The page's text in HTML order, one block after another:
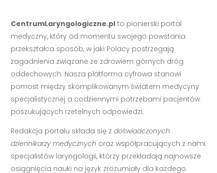
CentrumLaryngologiczne.pl to pionierski portal
medyczny, który od momentu swojego powstania
przekształca sposób, w jaki Polacy postrzegają
zagadnienia związane ze zdrowiem górnych dróg
oddechowych. Nasza platforma cyfrowa stanowi
pomost między skomplikowanym światem medycyny
specjalistycznej a codziennymi potrzebami pacjentów
poszukujących rzetelnych odpowiedzi.
Redakcja portalu składa się zdoświadczonych
dziennikarzy medycznych oraz współpracujących z nami
specjalistów laryngologii, którzy przekładają najnowsze
osiągnięcia nauki na język zrozumiały dla każdego